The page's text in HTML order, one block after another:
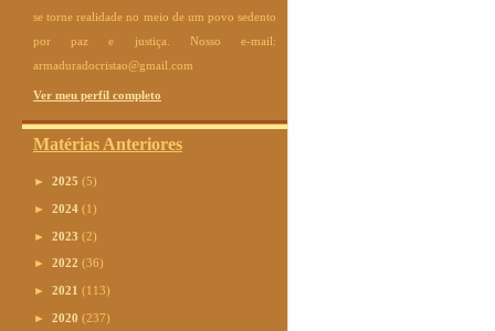
se torne realidade no meio de um povo sedento
por paz e justiça. Nosso e-mail:
armaduradocristao@gmail.com
Ver meu perfil completo
Matérias Anteriores
► 2025 (5)
► 2024 (1)
► 2023 (2)
► 2022 (36)
► 2021 (113)
► 2020 (237)